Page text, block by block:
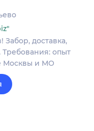
доставка,
Требования: опыт
Москвы и МО